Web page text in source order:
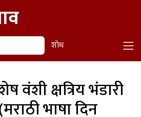
शोध
क्षत्रिय भंडारी
भाषा दिन